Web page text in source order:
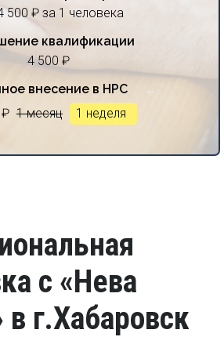
500 ₽ за 1 человека
квалификации
4 500 ₽
внесение в НРС
₽ 1 месяц 1 неделя
с «Нева
в г.Хабаровск